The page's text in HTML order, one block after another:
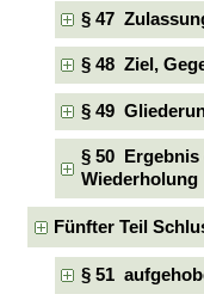
§ 47
§ 48 Ziel,
§ 49
§ 50 Ergebnis
Wiederholung
Fünfter Teil
§ 51